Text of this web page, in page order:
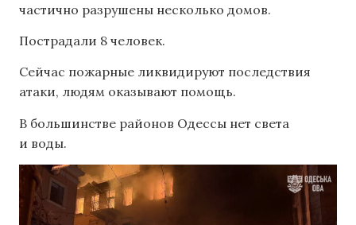
частично разрушены несколько домов.
Пострадали 8 человек.
Сейчас пожарные ликвидируют последствия
атаки, людям оказывают помощь.
В большинстве районов Одессы нет света
и воды.